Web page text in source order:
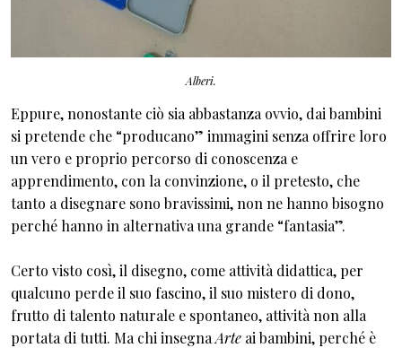
Alberi.
Eppure, nonostante ciò sia abbastanza ovvio, dai bambini
si pretende che “producano” immagini senza offrire loro
un vero e proprio percorso di conoscenza e
apprendimento, con la convinzione, o il pretesto, che
tanto a disegnare sono bravissimi, non ne hanno bisogno
perché hanno in alternativa una grande “fantasia”.
Certo visto così, il disegno, come attività didattica, per
qualcuno perde il suo fascino, il suo mistero di dono,
frutto di talento naturale e spontaneo, attività non alla
portata di tutti. Ma chi insegna Arte ai bambini, perché è